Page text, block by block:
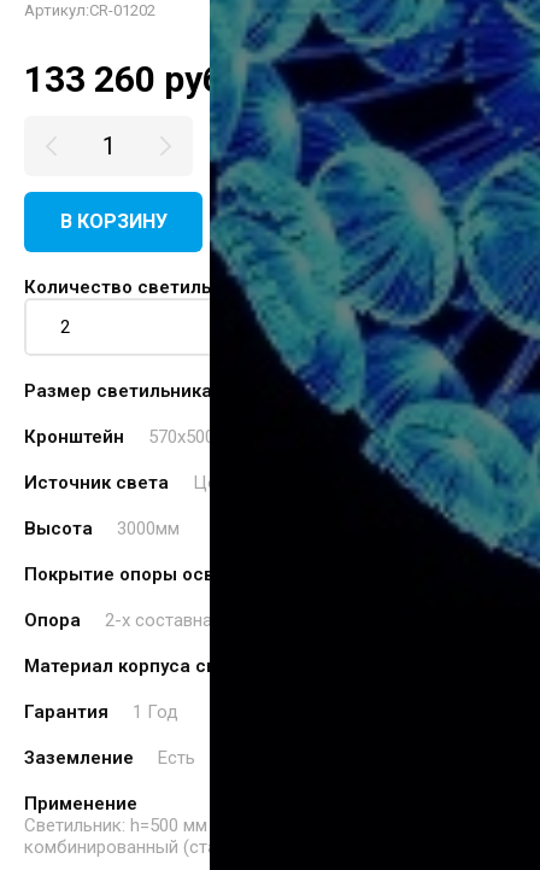
Артикул:CR-01202
133 260 руб.
В КОРЗИНУ КУПИТЬ В ОДИН КЛИК
Количество светильников
Размер светильника мм h=500 *320мм
Кронштейн 570х500) Стальной, кованый Труба 32мм
Источник света Цоколь E27
Высота 3000мм
Покрытие опоры освещения
Опора 2-х составная
Материал корпуса светильника
Гарантия 1 Год
Заземление Есть
Применение
Светильник: h=500 мм Кронштейн: кованый, малый Столб:
комбинированный (сталь/чугун)